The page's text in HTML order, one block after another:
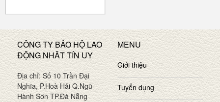
CÔNG TY BẢO HỘ LAO
ĐỘNG NHÂT TÍN UY
Địa chỉ: Số 10 Trần Đại
Nghĩa, P.Hoà Hải Q.Ngũ
Hành Sơn TP.Đà Nẵng
MENU
Giới thiệu
Tuyển dụng